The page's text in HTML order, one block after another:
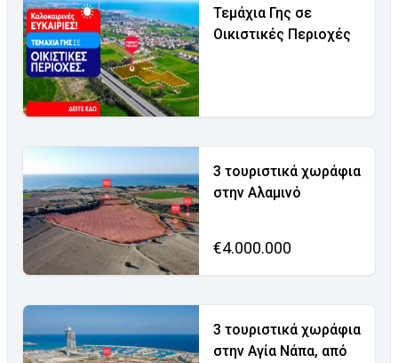
Τεμάχια Γης σε
Οικιστικές Περιοχές
3 τουριστικά χωράφια
στην Αλαμινό
€4.000.000
3 τουριστικά χωράφια
στην Αγία Νάπα, από